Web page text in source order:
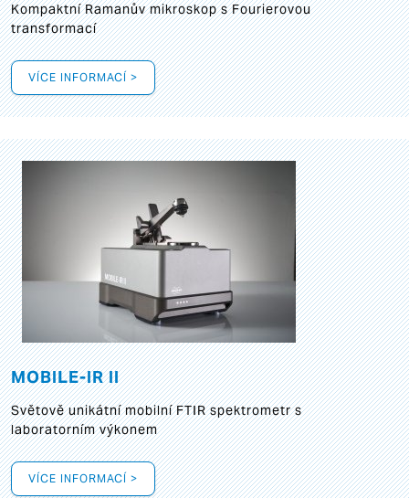
Kompaktní Ramanův mikroskop s Fourierovou
transformací
VÍCE INFORMACÍ >
MOBILE-IR II
Světově unikátní mobilní FTIR spektrometr s
laboratorním výkonem
VÍCE INFORMACÍ >